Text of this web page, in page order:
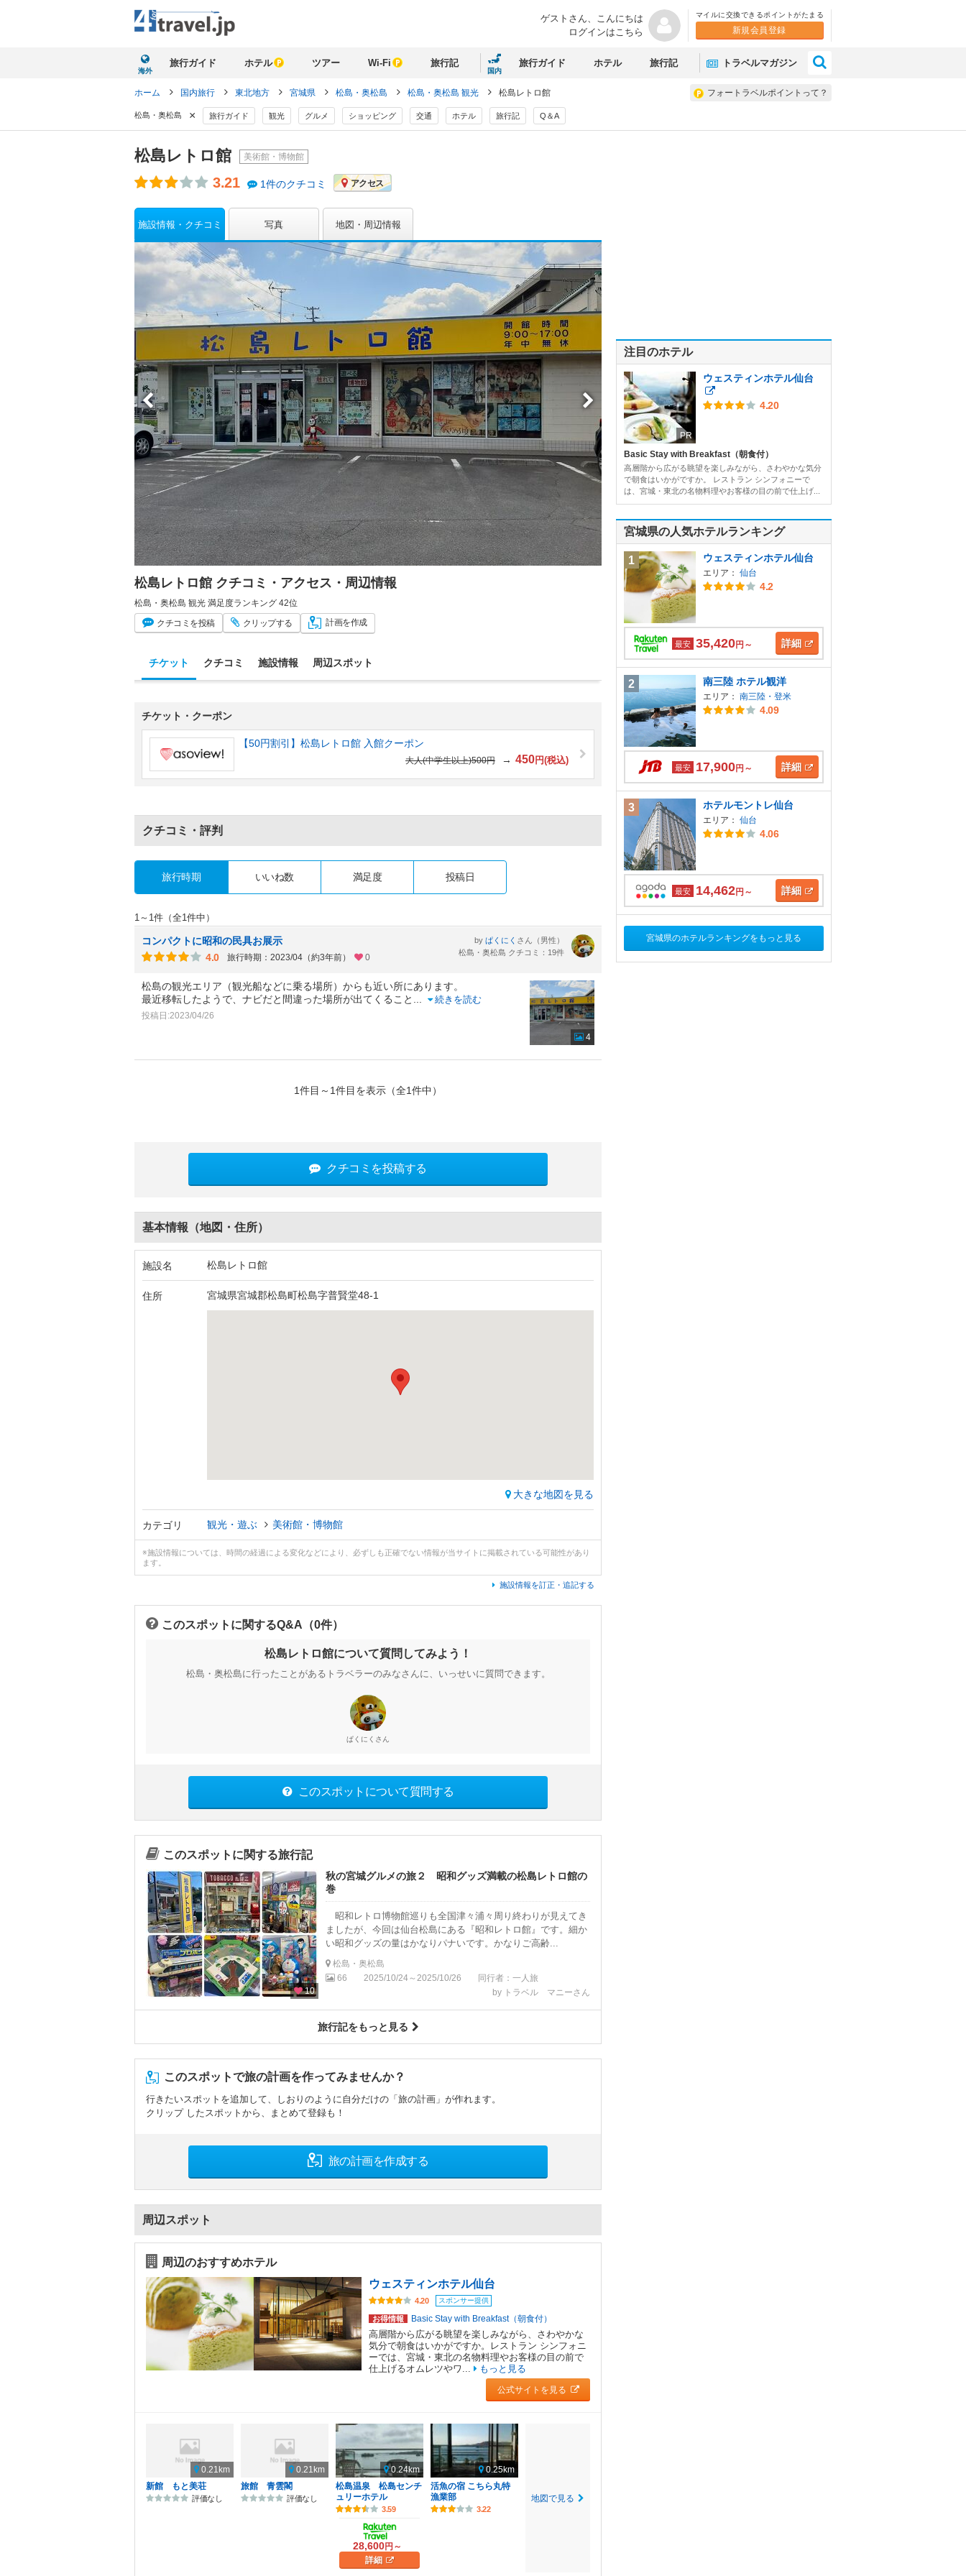
ゲストさん、 こんにちは
ログインはこちら
マイルに交換できるポイントがたまる
新規会員登録
海外
旅行ガイド ホテル ツアー Wi-Fi 旅行記
国内
旅行ガイド ホテル 旅行記 トラベルマガジン
フォートラベルポイントって？
ホーム 国内旅行 東北地方 宮城県 松島・奥松島 松島・奥松島 観光 松島レトロ館
松島・奥松島 × 旅行ガイド 観光 グルメ ショッピング 交通 ホテル 旅行記 Q＆A
松島レトロ館 美術館・博物館
3.21 1件のクチコミ アクセス
施設情報・クチコミ 写真 地図・周辺情報
松島レトロ館 クチコミ・アクセス・周辺情報
松島・奥松島 観光 満足度ランキング 42位
クチコミ を投稿 クリップする 計画を作成
チケット クチコミ 施設情報 周辺スポット
チケット・クーポン
【50円割引】松島レトロ館 入館クーポン
大人(中学生以上)500円 → 450円(税込)
クチコミ・評判
旅行時期 いいね数 満足度 投稿日
1～1件（全1件中）
コンパクトに昭和の民具お展示
4.0
旅行時期：2023/04（約3年前） 0
by ぱくにく さん（男性）
松島・奥松島 クチコミ：19件
松島の観光エリア（観光船などに乗る場所）からも近い所にあります。
最近移転したようで、ナビだと間違った場所が出てくること
続きを読む
投稿日:2023/04/26
4
1件目～1件目を表示（全1件中）
クチコミを投稿する
基本情報（地図・住所）
施設名 松島レトロ館
住所 宮城県宮城郡松島町松島字普賢堂48-1
大きな地図を見る
カテゴリ 観光・遊ぶ 美術館・博物館
※施設情報については、時間の経過による変化などにより、必ずしも正確でない情報が当サイトに掲載されている可能性があり
ます。
施設情報を訂正・追記する
このスポットに関するQ&A（0件）
松島レトロ館について質問してみよう！
松島・奥松島に行ったことがあるトラベラーのみなさんに、いっせいに質問できます。
ぱくにく さん
このスポットについて質問する
このスポットに関する旅行記
10
秋の宮城グルメの旅２ 昭和グッズ満載の松島レトロ館の
巻
昭和レトロ博物館巡りも全国津々浦々周り終わりが見えてき
ましたが、今回は仙台松島にある『昭和レトロ館』です。細か
い昭和グッズの量はかなりパナいです。かなりご高齢...
松島・奥松島
66
2025/10/24～2025/10/26
同行者：一人旅
by トラベル マニーさん
旅行記をもっと見る
このスポットで旅の計画を作ってみませんか？
行きたいスポットを追加して、しおりのように自分だけの「旅の計画」が作れます。
クリップ したスポットから、まとめて登録も！
旅の計画を作成する
周辺スポット
周辺のおすすめホテル
ウェスティンホテル仙台
4.20 スポンサー提供
お得情報 Basic Stay with Breakfast（朝食付）
高層階から広がる眺望を楽しみながら、さわやかな
気分で朝食はいかがですか。レストラン シンフォニ
ーでは、宮城・東北の名物料理やお客様の目の前で
仕上げるオムレツやワ...
もっと見る
公式サイトを見る
0.21km
新館 もと美荘
評価なし
0.21km
旅館 青雲閣
評価なし
0.24km
松島温泉 松島センチ
ュリーホテル
3.59
28,600円～
詳細
0.25km
活魚の宿 こちら丸特
漁業部
3.22
地図で見る
注目のホテル
PR
ウェスティンホテル仙台
4.20
Basic Stay with Breakfast（朝食付）
高層階から広がる眺望を楽しみながら、さわやかな気分
で朝食はいかがですか。 レストラン シンフォニーで
は、宮城・東北の名物料理やお客様の目の前で仕上げ...
宮城県の人気ホテルランキング
1 ウェスティンホテル仙台
エリア： 仙台
4.2
最安 35,420円～ 詳細
2 南三陸 ホテル観洋
エリア： 南三陸・登米
4.09
最安 17,900円～ 詳細
3 ホテルモントレ仙台
エリア： 仙台
4.06
最安 14,462円～ 詳細
宮城県のホテルランキングをもっと見る